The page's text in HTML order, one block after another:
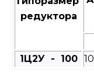
редуктора
1Ц2У - 100